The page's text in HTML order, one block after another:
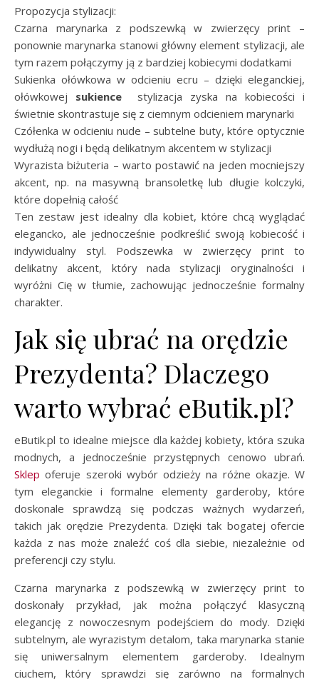
Propozycja stylizacji:
Czarna marynarka z podszewką w zwierzęcy print –
ponownie marynarka stanowi główny element stylizacji, ale
tym razem połączymy ją z bardziej kobiecymi dodatkami
Sukienka ołówkowa w odcieniu ecru – dzięki eleganckiej,
ołówkowej sukience stylizacja zyska na kobiecości i
świetnie skontrastuje się z ciemnym odcieniem marynarki
Czółenka w odcieniu nude – subtelne buty, które optycznie
wydłużą nogi i będą delikatnym akcentem w stylizacji
Wyrazista biżuteria – warto postawić na jeden mocniejszy
akcent, np. na masywną bransoletkę lub długie kolczyki,
które dopełnią całość
Ten zestaw jest idealny dla kobiet, które chcą wyglądać
elegancko, ale jednocześnie podkreślić swoją kobiecość i
indywidualny styl. Podszewka w zwierzęcy print to
delikatny akcent, który nada stylizacji oryginalności i
wyróżni Cię w tłumie, zachowując jednocześnie formalny
charakter.
Jak się ubrać na orędzie
Prezydenta? Dlaczego
warto wybrać eButik.pl?
eButik.pl to idealne miejsce dla każdej kobiety, która szuka
modnych, a jednocześnie przystępnych cenowo ubrań.
Sklep oferuje szeroki wybór odzieży na różne okazje. W
tym eleganckie i formalne elementy garderoby, które
doskonale sprawdzą się podczas ważnych wydarzeń,
takich jak orędzie Prezydenta. Dzięki tak bogatej ofercie
każda z nas może znaleźć coś dla siebie, niezależnie od
preferencji czy stylu.
Czarna marynarka z podszewką w zwierzęcy print to
doskonały przykład, jak można połączyć klasyczną
elegancję z nowoczesnym podejściem do mody. Dzięki
subtelnym, ale wyrazistym detalom, taka marynarka stanie
się uniwersalnym elementem garderoby. Idealnym
ciuchem, który sprawdzi się zarówno na formalnych